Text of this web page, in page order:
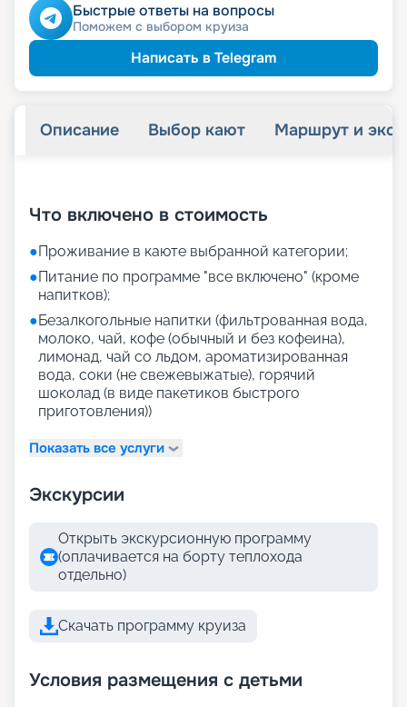
Быстрые ответы на вопросы
Поможем с выбором круиза
Написать в Telegram
Описание Выбор кают Маршрут и
Что включено в стоимость
●Проживание в каюте выбранной категории;
●Питание по программе "все включено" (кроме
напитков);
●Безалкогольные напитки (фильтрованная вода,
молоко, чай, кофе (обычный и без кофеина),
лимонад, чай со льдом, ароматизированная
вода, соки (не свежевыжатые), горячий
шоколад (в виде пакетиков быстрого
приготовления))
Показать все услуги
Экскурсии
Открыть экскурсионную программу
(оплачивается на борту теплохода
отдельно)
Скачать программу круиза
Условия размещения с детьми